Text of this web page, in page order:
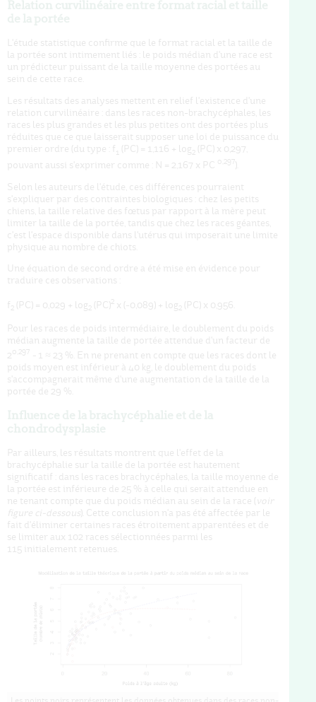
L'étude statistique confirme que le format racial et la taille de
la portée sont intimement liés : le poids médian d'une race est
un prédicteur puissant de la taille moyenne des portées au
sein de cette race.
Les résultats des analyses mettent en relief l'existence d'une
relation curvilinéaire : dans les races non-brachycéphales, les
races les plus grandes et les plus petites ont des portées plus
réduites que ce que laisserait supposer une loi de puissance du
premier ordre (du type : f (PC) = 1,116 + log 2 (PC) x 0,297,
pouvant aussi s'exprimer comme : N = 2,167 x PC
0,297).
Selon les auteurs de l'étude, ces différences pourraient
s'expliquer par des contraintes biologiques : chez les petits
chiens, la taille relative des fœtus par rapport à la mère peut
limiter la taille de la portée, tandis que chez les races géantes,
c'est l'espace disponible dans l'utérus qui imposerait une limite
physique au nombre de chiots.
Une équation de second ordre a été mise en évidence pour
traduire ces observations :
f2 (PC) = 0,029 + log2 (PC)2 x (-0,089) + log2 (PC) x 0,956.
Pour les races de poids intermédiaire, le doublement du poids
médian augmente la taille de portée attendue d'un facteur de
2 0,297 1
23 %. En ne prenant en compte que les races dont le
poids moyen est inférieur à 40 kg, le doublement du poids
s'accompagnerait même d'une augmentation de la taille de la
portée de 29 %.
Par ailleurs, les résultats montrent que l'effet de la
brachycéphalie sur la taille de la portée est hautement
significatif : dans les races brachycéphales, la taille moyenne de
la portée est inférieure de 25 % à celle qui serait attendue en
ne tenant compte que du poids médian au sein de la race ( voir
figure ci-dessous). Cette conclusion n'a pas été affectée par le
fait d'éliminer certaines races étroitement apparentées et de
se limiter aux 102 races sélectionnées parmi les
115 initialement retenues.